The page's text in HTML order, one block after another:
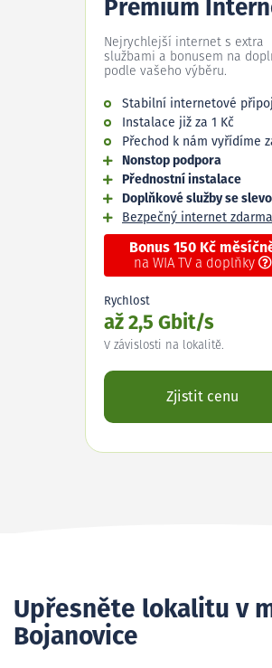
Premium
Nejrychlejší internet s extra
službami a bonusem na
podle vašeho výběru.
Stabilní internetové
Instalace již za 1 Kč
Přechod k nám vyřídíme
Nonstop podpora
Přednostní instalace
Doplňkové služby se
Bezpečný internet zdarma
Bonus 150 Kč
na WIA TV a doplňky
Rychlost
až 2,5 Gbit/s
V závislosti na lokalitě.
Zjistit cenu
Upřesněte lokalitu v
Bojanovice